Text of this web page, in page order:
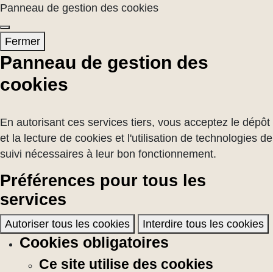
Panneau de gestion des cookies
Fermer
Panneau de gestion des
cookies
En autorisant ces services tiers, vous acceptez le dépôt
et la lecture de cookies et l'utilisation de technologies de
suivi nécessaires à leur bon fonctionnement.
Préférences pour tous les
services
Autoriser tous les cookies Interdire tous les cookies
Cookies obligatoires
Ce site utilise des cookies